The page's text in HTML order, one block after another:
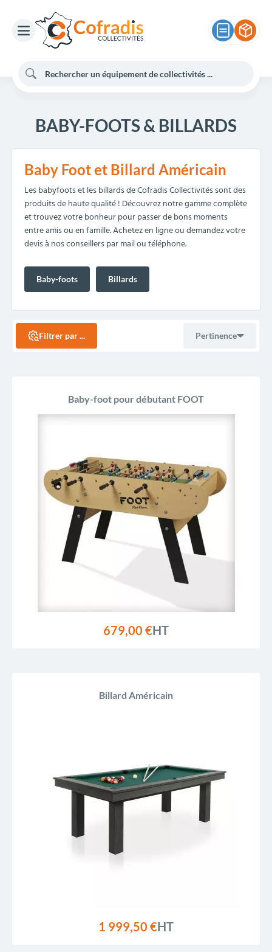
BABY-FOOTS & BILLARDS
Baby Foot et Billard Américain
Les babyfoots et les billards de Cofradis Collectivités sont des
produits de haute qualité ! Découvrez notre gamme complète
et trouvez votre bonheur pour passer de bons moments
entre amis ou en famille. Achetez en ligne ou demandez votre
devis à nos conseillers par mail ou téléphone.
Baby-foots Billards
Filtrer par ... Pertinence
Pertinence
Prix, croissant
Prix, décroissant
Reference, A to Z
Reference, Z to A
Baby-foot pour débutant FOOT
679,00 €HT
Billard Américain
1 999,50 €HT